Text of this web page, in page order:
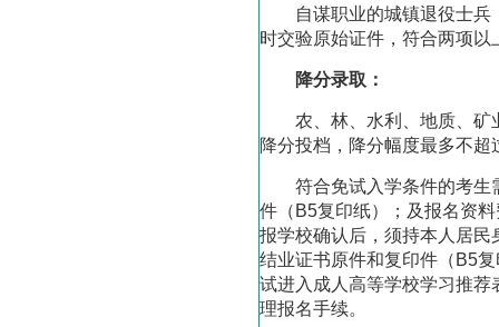
自谋职业的城镇退役士
时交验原始证件，符合两项
降分录取：
农、林、水利、地质、矿
降分投档，降分幅度最多不超
符合免试入学条件的考生
件（B5复印纸）；及报名资
报学校确认后，须持本人居
结业证书原件和复印件（B5
试进入成人高等学校学习推
理报名手续。